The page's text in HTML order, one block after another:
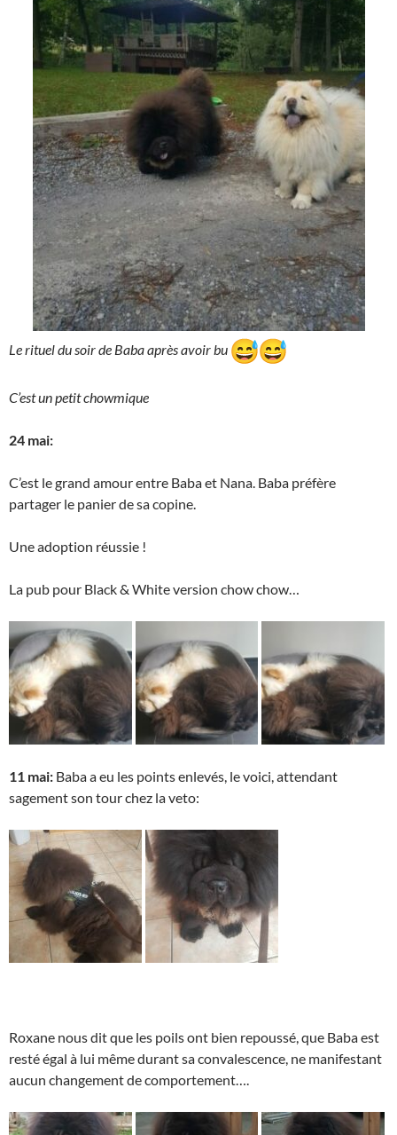
Le rituel du soir de Baba après avoir bu
C’est un petit chowmique
24 mai:
C’est le grand amour entre Baba et Nana. Baba préfère
partager le panier de sa copine.
Une adoption réussie !
La pub pour Black & White version chow chow…
11 mai: Baba a eu les points enlevés, le voici, attendant
sagement son tour chez la veto:
Roxane nous dit que les poils ont bien repoussé, que Baba est
resté égal à lui même durant sa convalescence, ne manifestant
aucun changement de comportement….